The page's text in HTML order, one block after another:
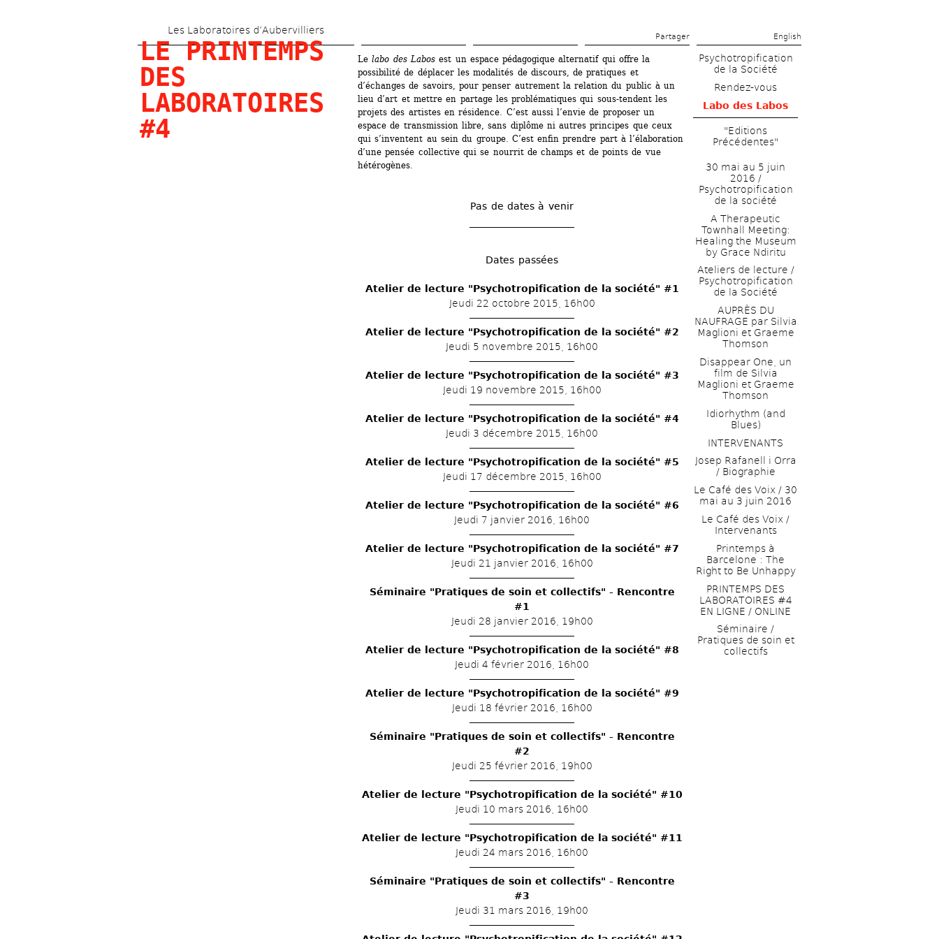
contenu
principal
Les Laboratoires d’Aubervilliers
Partager English
LE PRINTEMPS
DES
LABORATOIRES
#4
Le labo des Labosest un espace pédagogique alternatif qui offre la
possibilité de déplacer les modalités de discours, de pratiques et
d’échanges de savoirs, pour penser autrement la relation du public à un
lieu d’art et mettre en partage les problématiques qui sous-tendent les
projets des artistes en résidence. C’est aussi l’envie de proposer un
espace de transmission libre, sans diplôme ni autres principes que ceux
qui s’inventent au sein du groupe. C’est enfin prendre part à l’élaboration
d’une pensée collective qui se nourrit de champs et de points de vue
hétérogènes.
Pas de dates à venir
Dates passées
Atelier de lecture "Psychotropification de la société" #1
Jeudi 22 octobre 2015, 16h00
Atelier de lecture "Psychotropification de la société" #2
Jeudi 5 novembre 2015, 16h00
Atelier de lecture "Psychotropification de la société" #3
Jeudi 19 novembre 2015, 16h00
Atelier de lecture "Psychotropification de la société" #4
Jeudi 3 décembre 2015, 16h00
Atelier de lecture "Psychotropification de la société" #5
Jeudi 17 décembre 2015, 16h00
Atelier de lecture "Psychotropification de la société" #6
Jeudi 7 janvier 2016, 16h00
Atelier de lecture "Psychotropification de la société" #7
Jeudi 21 janvier 2016, 16h00
Séminaire "Pratiques de soin et collectifs" - Rencontre
#1
Jeudi 28 janvier 2016, 19h00
Atelier de lecture "Psychotropification de la société" #8
Jeudi 4 février 2016, 16h00
Atelier de lecture "Psychotropification de la société" #9
Jeudi 18 février 2016, 16h00
Séminaire "Pratiques de soin et collectifs" - Rencontre
#2
Jeudi 25 février 2016, 19h00
Atelier de lecture "Psychotropification de la société" #10
Jeudi 10 mars 2016, 16h00
Atelier de lecture "Psychotropification de la société" #11
Jeudi 24 mars 2016, 16h00
Séminaire "Pratiques de soin et collectifs" - Rencontre
#3
Jeudi 31 mars 2016, 19h00
Psychotropification
de la Société
Rendez-vous
Labo des Labos
"Editions
Précédentes"
30 mai au 5 juin
2016 /
Psychotropification
de la société
A Therapeutic
Townhall Meeting:
Healing the Museum
by Grace Ndiritu
Ateliers de lecture /
Psychotropification
de la Société
AUPRÈS DU
NAUFRAGE par Silvia
Maglioni et Graeme
Thomson
Disappear One, un
film de Silvia
Maglioni et Graeme
Thomson
Idiorhythm (and
Blues)
INTERVENANTS
Josep Rafanell i Orra
/ Biographie
Le Café des Voix / 30
mai au 3 juin 2016
Le Café des Voix /
Intervenants
Printemps à
Barcelone : The
Right to Be Unhappy
PRINTEMPS DES
LABORATOIRES #4
EN LIGNE / ONLINE
Séminaire /
Pratiques de soin et
collectifs